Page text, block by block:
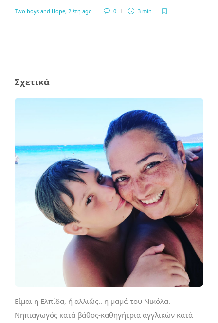
Two boys and Hope, 2 έτη ago 0 3 min
Σχετικά
Είμαι η Ελπίδα, ή αλλιώς.. η μαμά του Νικόλα.
Νηπιαγωγός κατά βάθος-καθηγήτρια αγγλικών κατά